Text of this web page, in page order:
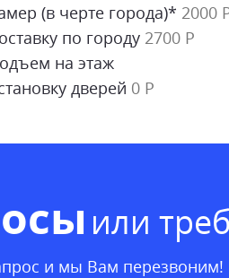
(в черте города)* 2000
по городу 2700 Р
на этаж
дверей 0 Р
или
и мы Вам перезвоним!